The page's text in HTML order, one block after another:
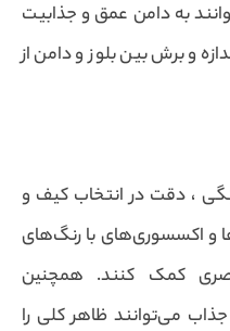
به دامن عمق و جذابیت
و برش بین بلوز و دامن از
، دقت در انتخاب کیف و
اکسسوری‌های با رنگ‌های
کمک کنند. همچنین
می‌توانند ظاهر کلی را